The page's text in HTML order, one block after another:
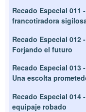
Recado Especial 011
francotiradora
Recado Especial 012 -
Forjando el futuro
Recado Especial 013 -
Una escolta
Recado Especial 014
equipaje robado